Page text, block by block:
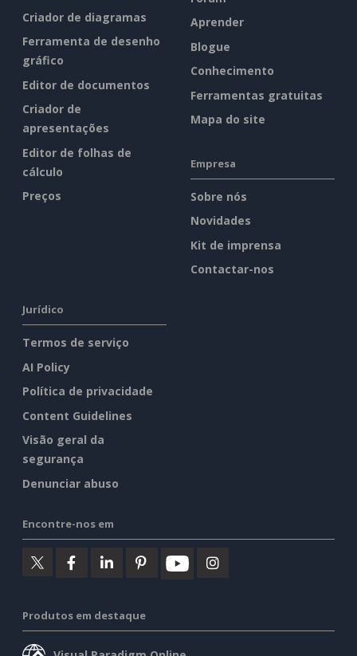
Criador de diagramas
Ferramenta de desenho
gráfico
Editor de documentos
Criador de
apresentações
Editor de folhas de
cálculo
Preços
Aprender
Blogue
Conhecimento
Ferramentas gratuitas
Mapa do site
Empresa
Sobre nós
Novidades
Kit de imprensa
Contactar-nos
Jurídico
Termos de serviço
AI Policy
Política de privacidade
Content Guidelines
Visão geral da
segurança
Denunciar abuso
Encontre-nos em
Produtos em destaque